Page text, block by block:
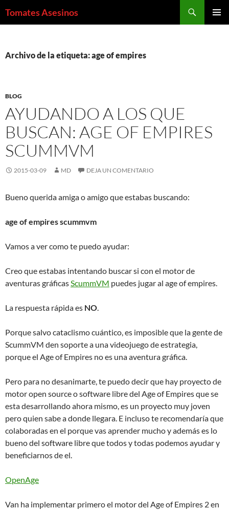
Tomates Asesinos
Archivo de la etiqueta: age of empires
BLOG
AYUDANDO A LOS QUE
BUSCAN: AGE OF EMPIRES
SCUMMVM
2015-03-09 MD DEJA UN COMENTARIO
Bueno querida amiga o amigo que estabas buscando:
age of empires scummvm
Vamos a ver como te puedo ayudar:
Creo que estabas intentando buscar si con el motor de
aventuras gráficasScummVM puedes jugar al age of empires.
La respuesta rápida es NO.
Porque salvo cataclismo cuántico, es imposible que la gente de
ScummVM den soporte a una videojuego de estrategia,
porque el Age of Empires no es una aventura gráfica.
Pero para no desanimarte, te puedo decir que hay proyecto de
motor open source o software libre del Age of Empires que se
esta desarrollando ahora mismo, es un proyecto muy joven
pero quien sabe a donde llegara. E incluso te recomendaría que
colaboradas en el porque vas aprender mucho y además es lo
bueno del software libre que todos y todas podemos ayudar y
beneficiarnos de el.
OpenAge
Van ha implementar primero el motor del Age of Empires 2 en